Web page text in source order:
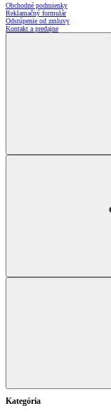
Obchodné podmienky
Reklamačný formulár
Odstúpenie od zmluvy
Kontakt a predajne
Kategória